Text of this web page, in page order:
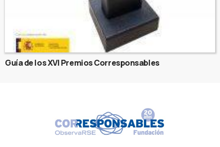
Guía de los XVI Premios Corresponsables